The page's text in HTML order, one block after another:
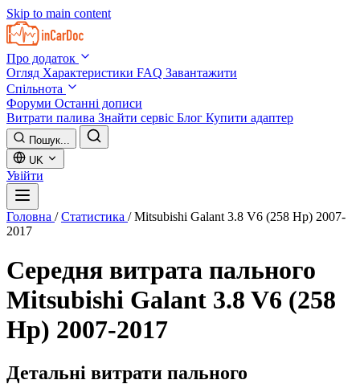
Skip to main content
Про додаток
Огляд Характеристики FAQ Завантажити
Спільнота
Форуми Останні дописи
Витрати палива Знайти сервіс Блог Купити адаптер
Пошук...
UK
Увійти
Головна / Статистика / Mitsubishi Galant 3.8 V6 (258 Hp) 2007-
2017
Середня витрата пального
Mitsubishi Galant 3.8 V6 (258
Hp) 2007-2017
Детальні витрати пального